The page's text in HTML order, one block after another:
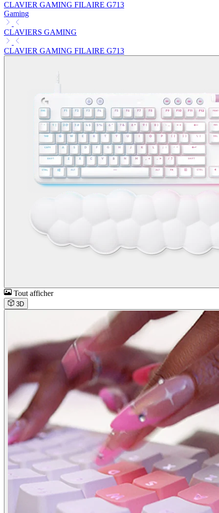
CLAVIER GAMING FILAIRE G713
Gaming
CLAVIERS GAMING
CLAVIER GAMING FILAIRE G713
Tout afficher
3D